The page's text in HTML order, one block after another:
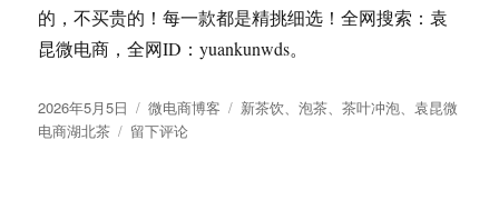
的，不买贵的！每一款都是精挑细选！全网搜索：袁
昆微电商，全网ID：yuankunwds。
发
布
2026年5月5日
分
类
微电商博客
标
新茶饮、泡茶、茶叶冲泡、袁昆微
电商湖北茶
于
留下评论